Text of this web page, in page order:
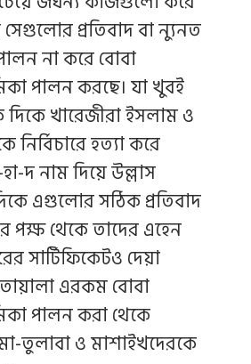
সেগুলোর প্রতিবাদ বা ন্যুনত
না করে বোবা
পালন করছে। যা খুবই
খারেজীরা ইসলাম ও
হত্যা করে
দ নাম দিয়ে উল্লাস
এগুলোর সঠিক প্রতিবাদ
পক্ষ থেকে তাদের এহেন
সার্টিফিকেটও দেয়া
এরকম বোবা
পালন করা থেকে
তুলাবা ও মাশাইখদেরকে